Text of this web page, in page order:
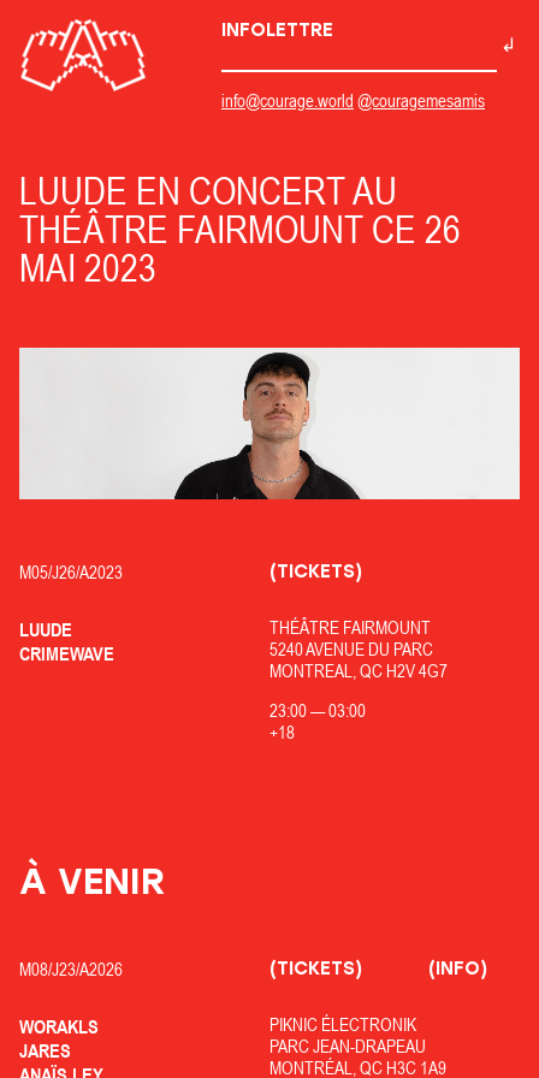
INFOLETTRE
info@courage.world @couragemesamis
LUUDE EN CONCERT AU
THÉÂTRE FAIRMOUNT CE 26
MAI 2023
M05/J26/A2023
LUUDE
CRIMEWAVE
THÉÂTRE FAIRMOUNT
5240 AVENUE DU PARC
MONTREAL, QC H2V 4G7
23:00—03:00
+18
(TICKETS)
À VENIR
M08/J23/A2026
WORAKLS
JARES
PIKNIC ÉLECTRONIK
PARC JEAN-DRAPEAU
MONTRÉAL, QC H3C 1A9
(TICKETS) (INFO)